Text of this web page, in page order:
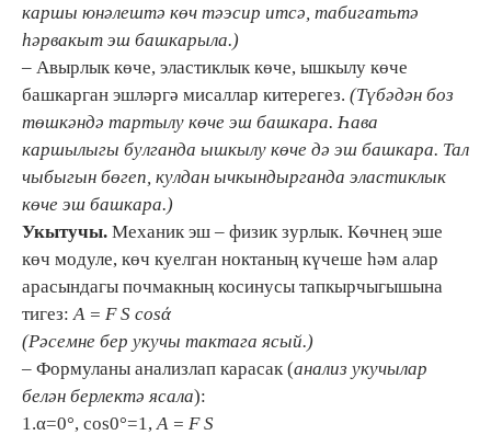
каршы юнәлештә көч тәэсир итсә, табигатьтә
һәрвакыт эш башкарыла.)
– Авырлык көче, эластиклык көче, ышкылу көче
башкарган эшләргә мисаллар китерегез. (Түбәдән боз
төшкәндә тартылу көче эш башкара. Һава
каршылыгы булганда ышкылу көче дә эш башкара. Тал
чыбыгын бөгеп, кулдан ычкындырганда эластиклык
көче эш башкара.)
Укытучы. Механик эш – физик зурлык. Көчнең эше
көч модуле, көч куелган ноктаның күчеше һәм алар
арасындагы почмакның косинусы тапкырчыгышына
тигез:А = F S cosά
(Рәсемне бер укучы тактага ясый.)
– Формуланы анализлап карасак (анализ укучылар
белән берлектә ясала):
1.α=0°, cos0°=1,А= F S